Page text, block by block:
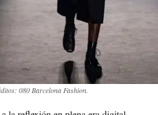
080 Barcelona Fashion.